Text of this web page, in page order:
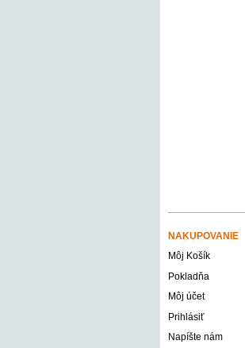
NAKUPOVANIE
Môj Košík
Pokladňa
Môj účet
Prihlásiť
Napíšte nám